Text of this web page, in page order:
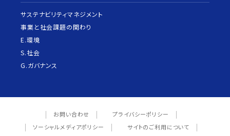
サステナビリティマネジメント
事業と社会課題の関わり
E.環境
S.社会
G.ガバナンス
お問い合わせ
プライバシーポリシー
ソーシャルメディアポリシー
サイトのご利用について